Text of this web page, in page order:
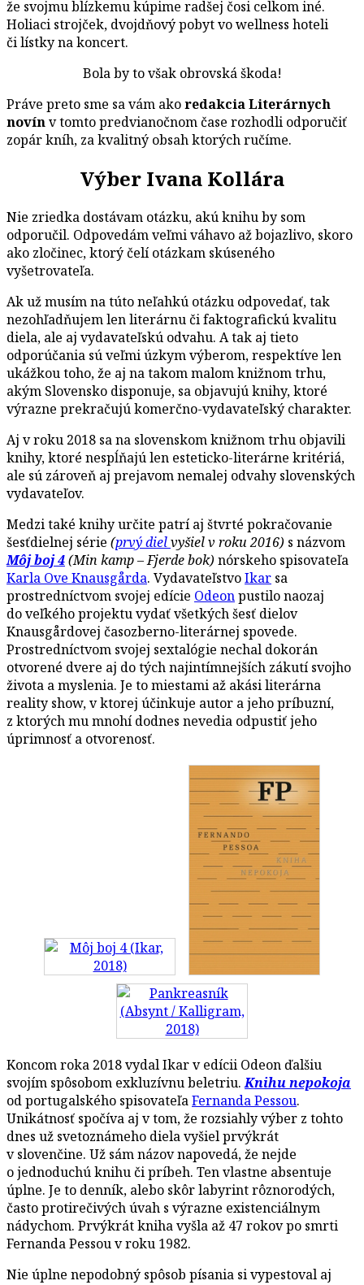
že svojmu blízkemu kúpime radšej čosi celkom iné.
Holiaci strojček, dvojdňový pobyt vo wellness hoteli
či lístky na koncert.
Bola by to však obrovská škoda!
Práve preto sme sa vám akoredakcia Literárnych
novínv tomto predvianočnom čase rozhodli odporučiť
zopár kníh, za kvalitný obsah ktorých ručíme.
Výber Ivana Kollára
Nie zriedka dostávam otázku, akú knihu by som
odporučil. Odpovedám veľmi váhavo až bojazlivo, skoro
ako zločinec, ktorý čelí otázkam skúseného
vyšetrovateľa.
Ak už musím na túto neľahkú otázku odpovedať, tak
nezohľadňujem len literárnu či faktografickú kvalitu
diela, ale aj vydavateľskú odvahu. A tak aj tieto
odporúčania sú veľmi úzkym výberom, respektíve len
ukážkou toho, že aj na takom malom knižnom trhu,
akým Slovensko disponuje, sa objavujú knihy, ktoré
výrazne prekračujú komerčno-vydavateľský charakter.
Aj v roku 2018 sa na slovenskom knižnom trhu objavili
knihy, ktoré nespĺňajú len esteticko-literárne kritériá,
ale sú zároveň aj prejavom nemalej odvahy slovenských
vydavateľov.
Medzi také knihy určite patrí aj štvrté pokračovanie
šesťdielnej série (prvý dielvyšiel v roku 2016) s názvom
Môj boj 4(Min kamp – Fjerde bok) nórskeho spisovateľa
Karla Ove Knausgårda. VydavateľstvoIkar sa
prostredníctvom svojej edície Odeonpustilo naozaj
do veľkého projektu vydať všetkých šesť dielov
Knausgårdovej časozberno-literárnej spovede.
Prostredníctvom svojej sextalógie nechal dokorán
otvorené dvere aj do tých najintímnejších zákutí svojho
života a myslenia. Je to miestami až akási literárna
reality show, v ktorej účinkuje autor a jeho príbuzní,
z ktorých mu mnohí dodnes nevedia odpustiť jeho
úprimnosť a otvorenosť.
Koncom roka 2018 vydal Ikar v edícii Odeon ďalšiu
svojím spôsobom exkluzívnu beletriu.Knihu nepokoja
od portugalského spisovateľaFernanda Pessou.
Unikátnosť spočíva aj v tom, že rozsiahly výber z tohto
dnes už svetoznámeho diela vyšiel prvýkrát
v slovenčine. Už sám názov napovedá, že nejde
o jednoduchú knihu či príbeh. Ten vlastne absentuje
úplne. Je to denník, alebo skôr labyrint rôznorodých,
často protirečivých úvah s výrazne existenciálnym
nádychom. Prvýkrát kniha vyšla až 47 rokov po smrti
Fernanda Pessou v roku 1982.
Nie úplne nepodobný spôsob písania si vypestoval aj